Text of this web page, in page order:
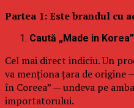
Partea 1: Este brandul cu
Caută „Made in
Cel mai direct indiciu. Un
va menționa țara de origine
în Coreea” — undeva pe
importatorului.